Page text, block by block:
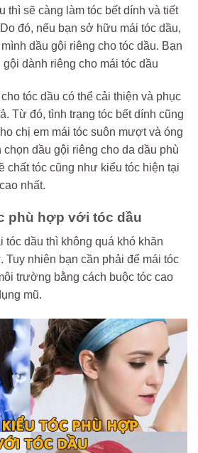
thì sẽ càng làm tóc bết dính và tiết
đó, nếu bạn sở hữu mái tóc dầu,
dầu gội riêng cho tóc dầu. Bạn
dành riêng cho mái tóc dầu
tóc dầu có thể cải thiện và phục
Từ đó, tình trạng tóc bết dính cũng
chị em mái tóc suôn mượt và óng
dầu gội riêng cho da dầu phù
chất tóc cũng như kiểu tóc hiện tại
nhất.
phù hợp với tóc dầu
dầu thì không quá khó khăn
Tuy nhiên bạn cần phải để mái tóc
trường bằng cách buộc tóc cao
mũ.